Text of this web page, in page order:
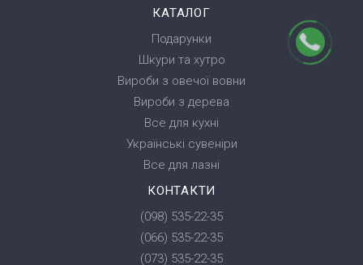
КАТАЛОГ
Подарунки
Шкури та хутро
Вироби з овечої вовни
Вироби з дерева
Все для кухні
Українські сувеніри
Все для лазні
КОНТАКТИ
(098) 535-22-35
(066) 535-22-35
(073) 535-22-35